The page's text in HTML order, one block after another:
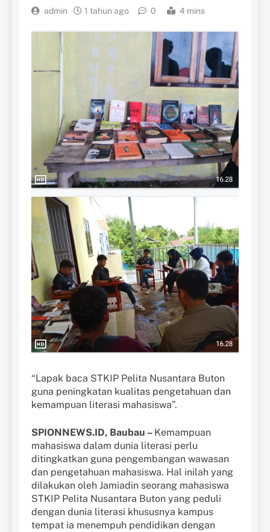
admin 1 tahun ago 0 4 mins
“Lapak baca STKIP Pelita Nusantara Buton
guna peningkatan kualitas pengetahuan dan
kemampuan literasi mahasiswa”.
SPIONNEWS.ID, Baubau – Kemampuan
mahasiswa dalam dunia literasi perlu
ditingkatkan guna pengembangan wawasan
dan pengetahuan mahasiswa. Hal inilah yang
dilakukan oleh Jamiadin seorang mahasiswa
STKIP Pelita Nusantara Buton yang peduli
dengan dunia literasi khususnya kampus
tempat ia menempuh pendidikan dengan